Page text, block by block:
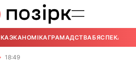
ЭКАНОМІКАГРАМАДСТВАБЯСПЕКА
18:49